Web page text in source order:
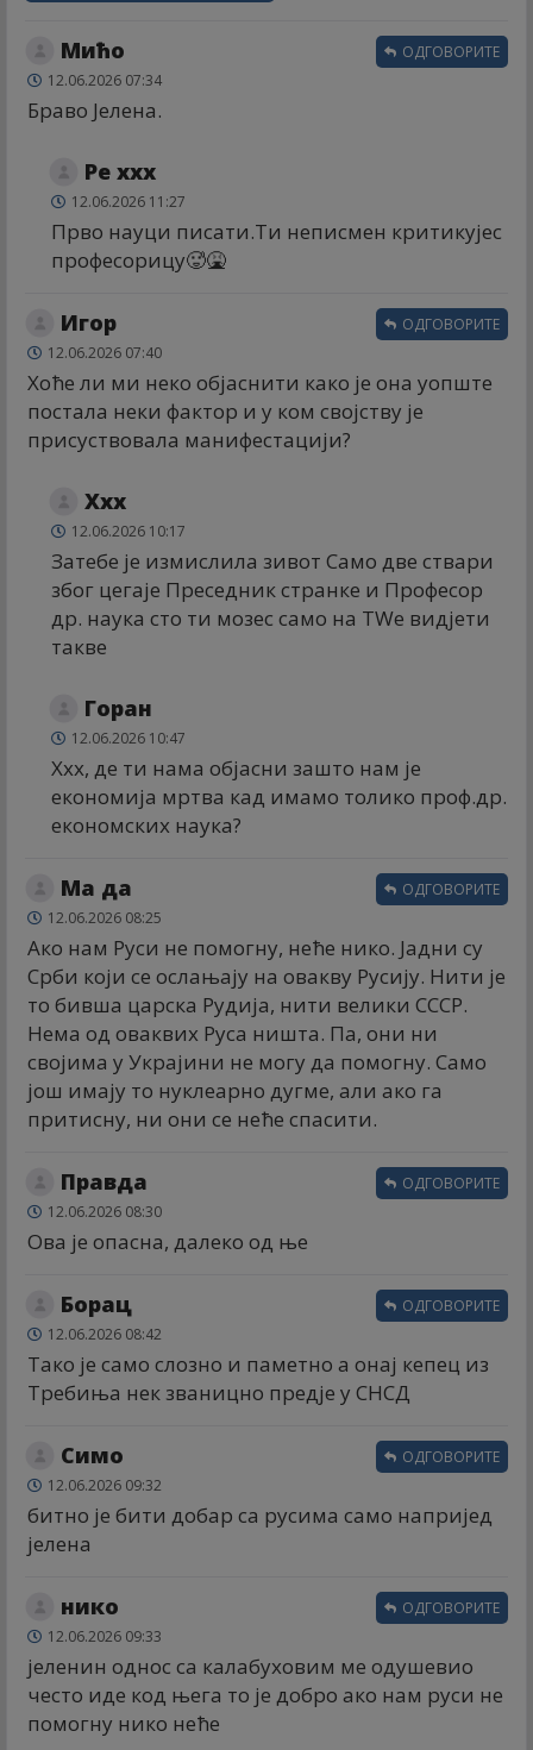
Мићо
12.06.2026 07:34
Браво Јелена.
ОДГОВОРИТЕ
Ре xxx
12.06.2026 11:27
Прво науци писати.Ти неписмен критикујес
професорицу🥵🤮
Игор
12.06.2026 07:40
Хоће ли ми неко објаснити како је она уопште
постала неки фактор и у ком својству је
присуствовала манифестацији?
ОДГОВОРИТЕ
Xxx
12.06.2026 10:17
Затебе је измислила зивот Само две ствари
због цегаје Преседник странке и Професор
др. наука сто ти мозес само на ТWе видјети
такве
Горан
12.06.2026 10:47
Xxx, де ти нама објасни зашто нам је
економија мртва кад имамо толико проф.др.
економских наука?
Ма да
12.06.2026 08:25
Ако нам Руси не помогну, неће нико. Јадни су
Срби који се ослањају на овакву Русију. Нити је
то бивша царска Рудија, нити велики СССР.
Нема од оваквих Руса ништа. Па, они ни
својима у Украјини не могу да помогну. Само
још имају то нуклеарно дугме, али ако га
притисну, ни они се неће спасити.
ОДГОВОРИТЕ
Правда
12.06.2026 08:30
Ова је опасна, далеко од ње
ОДГОВОРИТЕ
Борац
12.06.2026 08:42
Тако је само слозно и паметно а онај кепец из
Требиња нек званицно предје у СНСД
ОДГОВОРИТЕ
Симо
12.06.2026 09:32
битно је бити добар са русима само напријед
јелена
ОДГОВОРИТЕ
нико
12.06.2026 09:33
јеленин однос са калабуховим ме одушевио
често иде код њега то је добро ако нам руси не
помогну нико неће
ОДГОВОРИТЕ